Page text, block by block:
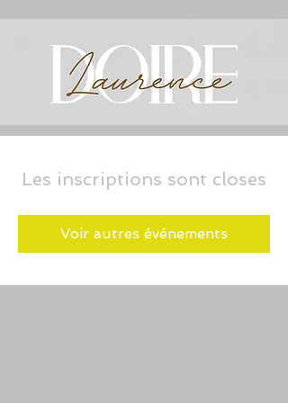
Les inscriptions sont closes
Voir autres événements